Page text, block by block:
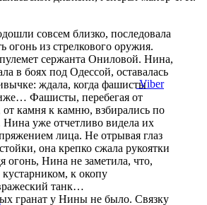
совсем близко, последовала
огонь из стрелкового оружия.
сержанта Ониловой. Нина,
в боях под Одессой, оставалась
ждала, когда фашисты
Фашисты, перебегая от
от камня к камню, взбирались по
уже отчетливо видела их
лица. Не отрывая глаз
она крепко сжала рукоятки
огонь, Нина не заметила, что,
к окопу
танк…
гранат у Нины не было. Связку
Viber